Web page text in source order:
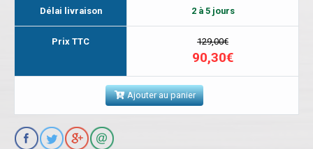
Délai livraison 2 à 5 jours
Prix TTC 129,00€
90,30€
Ajouter au panier